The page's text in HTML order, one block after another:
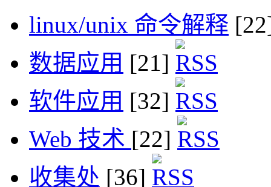
linux/unix 命令解释
数据应用 [21]
软件应用 [32]
Web 技术 [22]
收集处 [36]